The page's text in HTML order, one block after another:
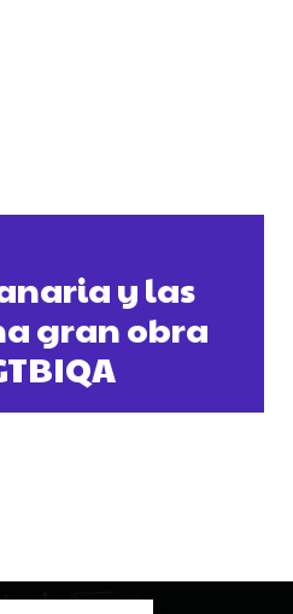
y las
gran obra